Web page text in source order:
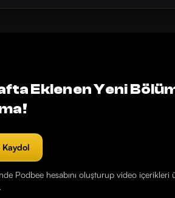
Eklenen Yeni
Kaydol
Podbee hesabını oluşturup video içerikleri